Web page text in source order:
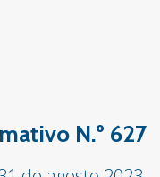
N.º 627